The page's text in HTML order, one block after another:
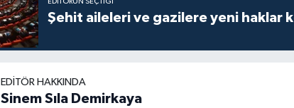
Şehit aileleri ve gazilere yeni haklar
EDITÖR HAKKINDA
Sinem Sıla Demirkaya